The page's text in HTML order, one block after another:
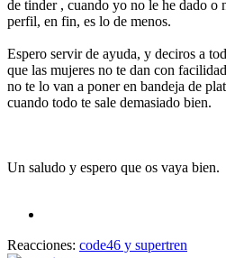
de tinder , cuando yo no le he dado o
perfil, en fin, es lo de menos.
Espero servir de ayuda, y deciros a
que las mujeres no te dan con
no te lo van a poner en bandeja de
cuando todo te sale demasiado bien.
Un saludo y espero que os vaya bien.
Reacciones: code46 y supertren